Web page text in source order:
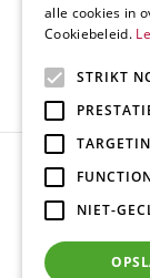
Zondag
Bloemen
alle cookies in
Cookiebeleid.
STRIKT
NIET-